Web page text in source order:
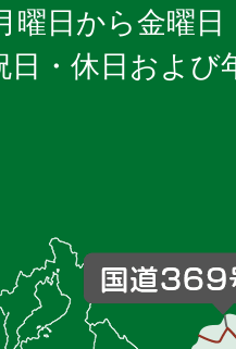
曜日から金曜日
日・休日および